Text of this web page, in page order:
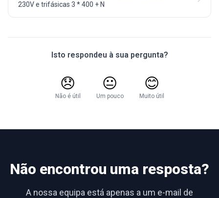
230V e trifásicas 3 * 400 + N
Isto respondeu à sua pergunta?
😞
Não é útil
😐
Um pouco
😊
Muito útil
Não encontrou uma resposta?
A nossa equipa está apenas a um e-mail de